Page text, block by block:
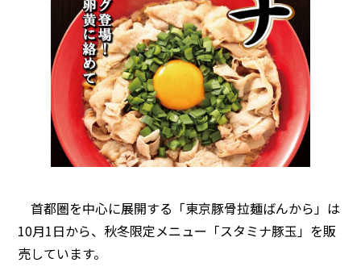
首都圏を中心に展開する「東京豚骨拉麺ばんから」は
10月1日から、秋冬限定メニュー「スタミナ豚玉」を販
売しています。